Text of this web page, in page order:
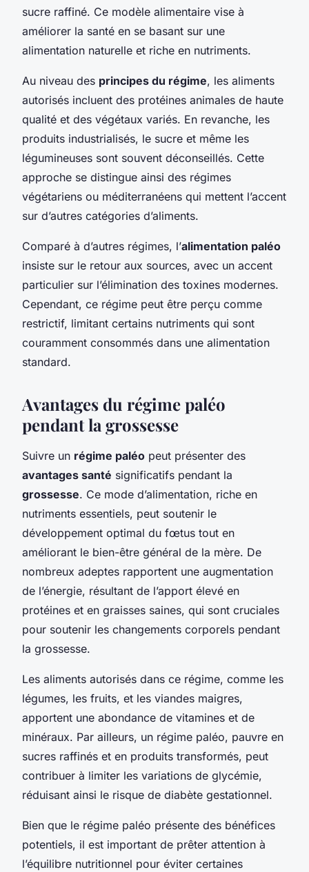
sucre raffiné. Ce modèle alimentaire vise à
améliorer la santé en se basant sur une
alimentation naturelle et riche en nutriments.
Au niveau des principes du régime, les aliments
autorisés incluent des protéines animales de haute
qualité et des végétaux variés. En revanche, les
produits industrialisés, le sucre et même les
légumineuses sont souvent déconseillés. Cette
approche se distingue ainsi des régimes
végétariens ou méditerranéens qui mettent l’accent
sur d’autres catégories d’aliments.
Comparé à d’autres régimes, l’alimentation paléo
insiste sur le retour aux sources, avec un accent
particulier sur l’élimination des toxines modernes.
Cependant, ce régime peut être perçu comme
restrictif, limitant certains nutriments qui sont
couramment consommés dans une alimentation
standard.
Avantages du régime paléo
pendant la grossesse
Suivre un régime paléo peut présenter des
avantages santé significatifs pendant la
grossesse. Ce mode d’alimentation, riche en
nutriments essentiels, peut soutenir le
développement optimal du fœtus tout en
améliorant le bien-être général de la mère. De
nombreux adeptes rapportent une augmentation
de l’énergie, résultant de l’apport élevé en
protéines et en graisses saines, qui sont cruciales
pour soutenir les changements corporels pendant
la grossesse.
Les aliments autorisés dans ce régime, comme les
légumes, les fruits, et les viandes maigres,
apportent une abondance de vitamines et de
minéraux. Par ailleurs, un régime paléo, pauvre en
sucres raffinés et en produits transformés, peut
contribuer à limiter les variations de glycémie,
réduisant ainsi le risque de diabète gestationnel.
Bien que le régime paléo présente des bénéfices
potentiels, il est important de prêter attention à
l’équilibre nutritionnel pour éviter certaines